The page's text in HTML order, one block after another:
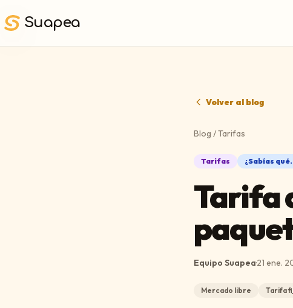
Suapea
Volver al blog
Blog /Tarifas
Tarifas ¿Sabías
Tarifa
Equipo Suapea·21 ene.
Mercado libre Tarifa